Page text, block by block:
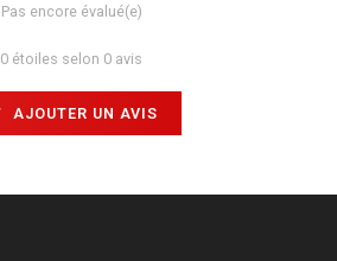
Pas encore évalué(e)
0 étoiles selon 0 avis
AJOUTER UN AVIS